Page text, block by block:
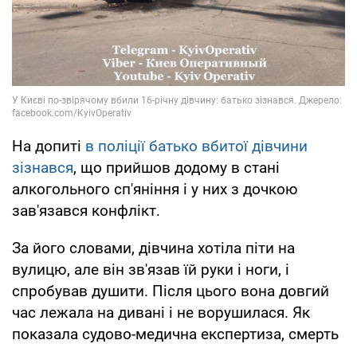
На допиті в поліції батько вбитої дівчини
зізнався, що прийшов додому в стані
алкогольного сп'яніння і у них з дочкою
зав'язався конфлікт.
За його словами, дівчина хотіла піти на
вулицю, але він зв'язав їй руки і ноги, і
спробував душити. Після цього вона довгий
час лежала на дивані і не ворушилася. Як
показала судово-медична експертиза, смерть